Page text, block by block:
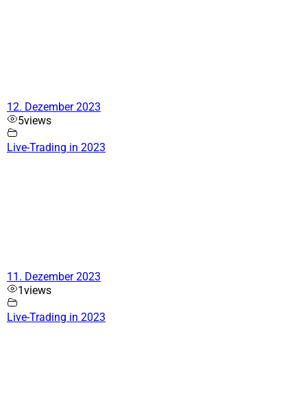
12. Dezember 2023
5views
Live-Trading in 2023
11. Dezember 2023
1views
Live-Trading in 2023